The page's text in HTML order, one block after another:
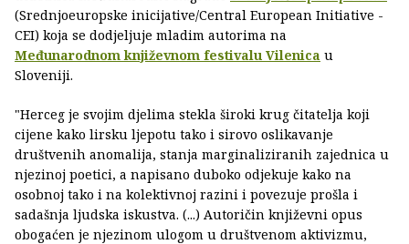
(Srednjoeuropske inicijative/Central European Initiative -
CEI) koja se dodjeljuje mladim autorima na
Međunarodnom književnom festivalu Vilenica u
Sloveniji.
"Herceg je svojim djelima stekla široki krug čitatelja koji
cijene kako lirsku ljepotu tako i sirovo oslikavanje
društvenih anomalija, stanja marginaliziranih zajednica u
njezinoj poetici, a napisano duboko odjekuje kako na
osobnoj tako i na kolektivnoj razini i povezuje prošla i
sadašnja ljudska iskustva. (...) Autoričin književni opus
obogaćen je njezinom ulogom u društvenom aktivizmu,